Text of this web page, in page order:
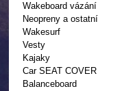
Wakeboard vázání
Neopreny a ostatní
Wakesurf
Vesty
Kajaky
Car SEAT COVER
Balanceboard